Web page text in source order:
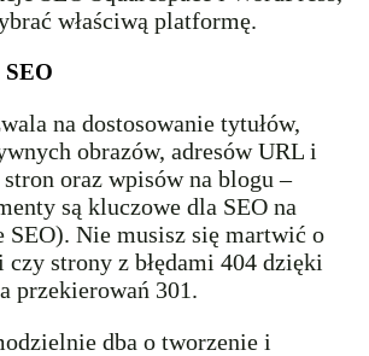
właściwą platformę.
SEO
na dostosowanie tytułów,
obrazów, adresów URL i
oraz wpisów na blogu –
są kluczowe dla SEO na
SEO). Nie musisz się martwić o
strony z błędami 404 dzięki
przekierowań 301.
dba o tworzenie i